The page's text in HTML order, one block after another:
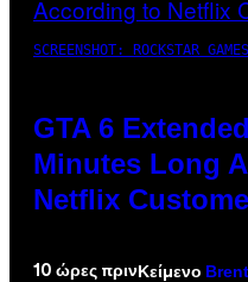
SCREENSHOT: ROCKSTAR
GTA 6
Minutes Long
Netflix
10 ώρες πριν Κείμενο